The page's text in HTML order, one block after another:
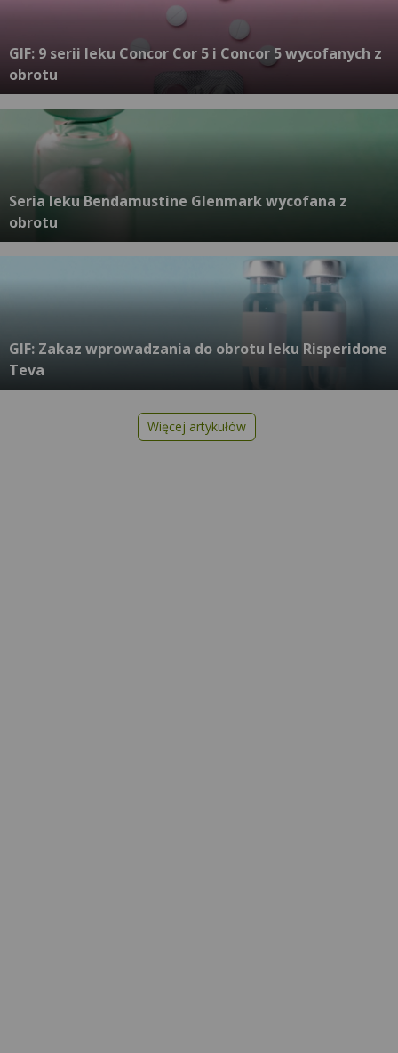
GIF: 9 serii leku Concor Cor 5 i Concor 5 wycofanych z
obrotu
Seria leku Bendamustine Glenmark wycofana z
obrotu
GIF: Zakaz wprowadzania do obrotu leku Risperidone
Teva
Więcej artykułów